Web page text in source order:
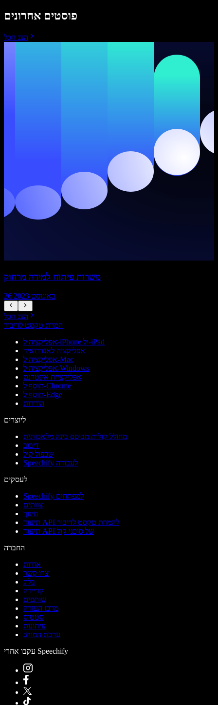
פוסטים אחרונים
הצג הכל
משרות פיתוח למידה מרחוק
26 באוגוסט 2023
הצג הכל
המרת טקסט לדיבור
אפליקציה ל-iPhone ול-iPad
אפליקציה לאנדרואיד
אפליקציה ל-Mac
אפליקציה ל-Windows
אפליקציית אינטרנט
תוסף ל-Chrome
תוסף ל-Edge
הורדות
ליוצרים
מחולל קולות מבוסס בינה מלאכותית
דיבוב
שכפול קול
Speechify לעבודה
לעסקים
Speechify למפתחים
צוותים
חינוך
תיעוד API להמרת טקסט לדיבור
תיעוד API של סוכני קול
החברה
אודות
צרו קשר
בלוג
קריירה
שותפים
מרכז העזרה
סטטוס
עיתונות
ערכת המותג
עקבו אחרי Speechify